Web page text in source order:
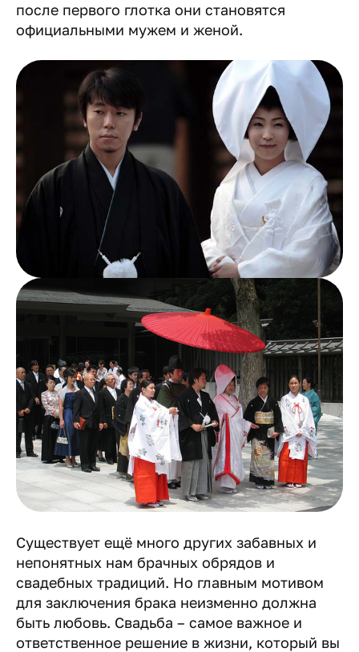
после первого глотка они становятся
официальными мужем и женой.
Существует ещё много других забавных и
непонятных нам брачных обрядов и
свадебных традиций. Но главным мотивом
для заключения брака неизменно должна
быть любовь. Свадьба – самое важное и
ответственное решение в жизни, который вы